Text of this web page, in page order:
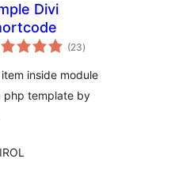
Divi
(23valoracións
totais
)
inside module
php template by